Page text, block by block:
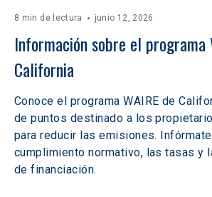
8 min de lectura junio 12, 2026
Información sobre el programa
California
Conoce el programa WAIRE de
de puntos destinado a los
para reducir las emisiones.
cumplimiento normativo, las tasas y
de financiación.